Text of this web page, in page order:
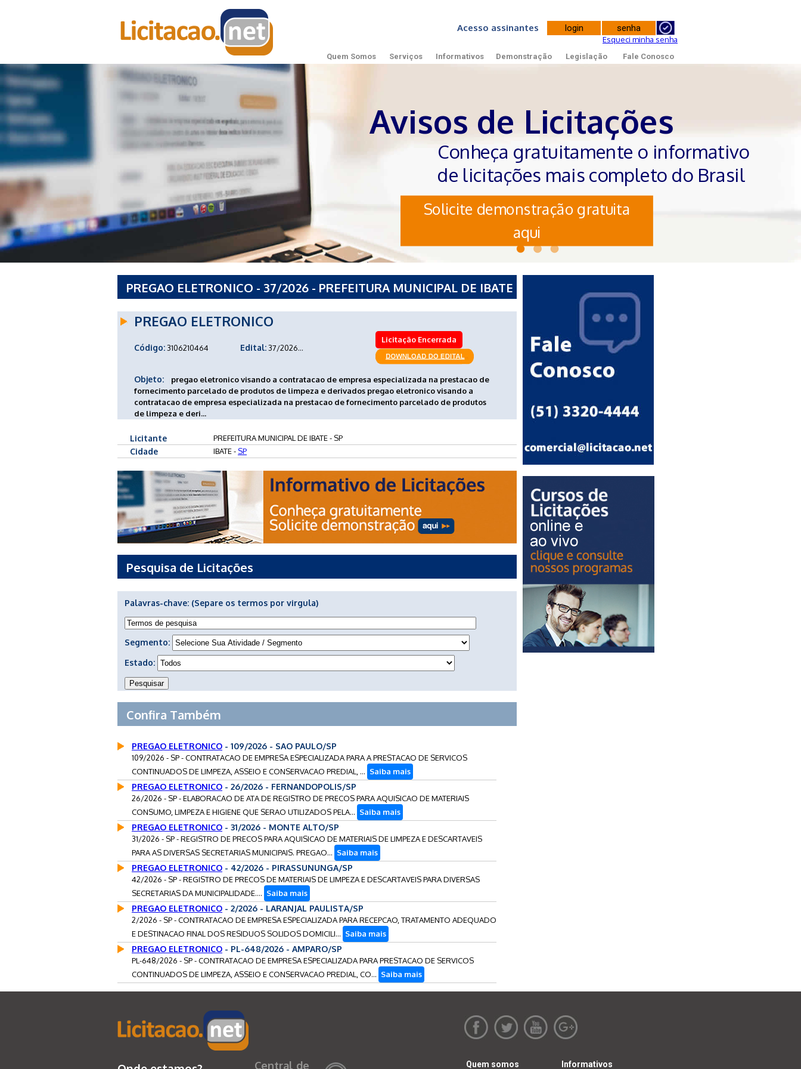
Acesso assinantes
Esqueci minha senha
Quem Somos Serviços Informativos Demonstração Legislação Fale Conosco
Avisos de Licitações
Conheça gratuitamente o informativo
de licitações mais completo do Brasil
Solicite demonstração gratuita
aqui
PREGAO ELETRONICO - 37/2026 - PREFEITURA MUNICIPAL DE IBATE
PREGAO ELETRONICO
Código:3106210464 Edital:37/2026...
Licitação Encerrada
Objeto:
pregao eletronico visando a contratacao de empresa especializada na prestacao de
fornecimento parcelado de produtos de limpeza e derivados pregao eletronico visando a
contratacao de empresa especializada na prestacao de fornecimento parcelado de produtos
de limpeza e deri...
Licitante PREFEITURA MUNICIPAL DE IBATE - SP
Cidade IBATE - SP
Pesquisa de Licitações
Palavras-chave: (Separe os termos por virgula)
Segmento:
Estado:
Confira Também
PREGAO ELETRONICO - 109/2026 - SAO PAULO/SP
109/2026 - SP - CONTRATACAO DE EMPRESA ESPECIALIZADA PARA A PRESTACAO DE SERVICOS
CONTINUADOS DE LIMPEZA, ASSEIO E CONSERVACAO PREDIAL, ... Saiba mais
PREGAO ELETRONICO - 26/2026 - FERNANDOPOLIS/SP
26/2026 - SP - ELABORACAO DE ATA DE REGISTRO DE PRECOS PARA AQUISICAO DE MATERIAIS
CONSUMO, LIMPEZA E HIGIENE QUE SERAO UTILIZADOS PELA... Saiba mais
PREGAO ELETRONICO - 31/2026 - MONTE ALTO/SP
31/2026 - SP - REGISTRO DE PRECOS PARA AQUISICAO DE MATERIAIS DE LIMPEZA E DESCARTAVEIS
PARA AS DIVERSAS SECRETARIAS MUNICIPAIS. PREGAO... Saiba mais
PREGAO ELETRONICO - 42/2026 - PIRASSUNUNGA/SP
42/2026 - SP - REGISTRO DE PRECOS DE MATERIAIS DE LIMPEZA E DESCARTAVEIS PARA DIVERSAS
SECRETARIAS DA MUNICIPALIDADE.... Saiba mais
PREGAO ELETRONICO - 2/2026 - LARANJAL PAULISTA/SP
2/2026 - SP - CONTRATACAO DE EMPRESA ESPECIALIZADA PARA RECEPCAO, TRATAMENTO ADEQUADO
E DESTINACAO FINAL DOS RESIDUOS SOLIDOS DOMICILI... Saiba mais
PREGAO ELETRONICO - PL-648/2026 - AMPARO/SP
PL-648/2026 - SP - CONTRATACAO DE EMPRESA ESPECIALIZADA PARA PRESTACAO DE SERVICOS
CONTINUADOS DE LIMPEZA, ASSEIO E CONSERVACAO PREDIAL, CO... Saiba mais
Central de Quem somos Informativos